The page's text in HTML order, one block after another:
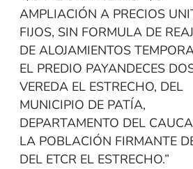
AMPLIACIÓN A PRECIOS
FIJOS, SIN FORMULA DE
DE ALOJAMIENTOS
EL PREDIO PAYANDECES
VEREDA EL ESTRECHO, DEL
MUNICIPIO DE PATÍA,
DEPARTAMENTO DEL
LA POBLACIÓN FIRMANTE
DEL ETCR EL ESTRECHO.”